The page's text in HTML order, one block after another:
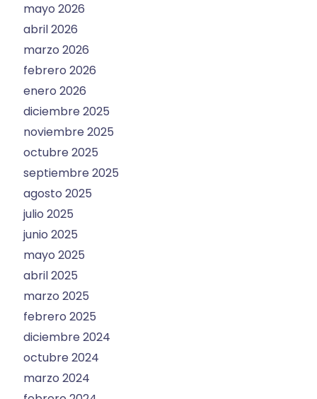
mayo 2026
abril 2026
marzo 2026
febrero 2026
enero 2026
diciembre 2025
noviembre 2025
octubre 2025
septiembre 2025
agosto 2025
julio 2025
junio 2025
mayo 2025
abril 2025
marzo 2025
febrero 2025
diciembre 2024
octubre 2024
marzo 2024